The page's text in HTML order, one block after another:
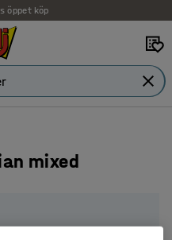
öppet köp
mixed